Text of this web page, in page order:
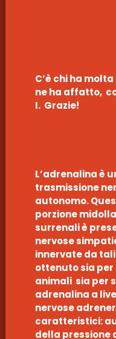
C’è chi ha
ne ha affatto,
I. Grazie!
L’adrenalina è
trasmissione
autonomo.
porzione
surrenali è
nervose
innervate da
ottenuto sia per
animali sia per
adrenalina a
nervose
caratteristici:
della pressione